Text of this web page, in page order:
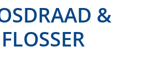
&
FLOSSER